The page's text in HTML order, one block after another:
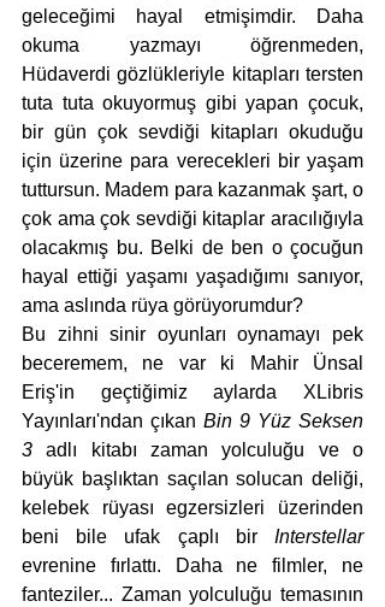
geleceğimi hayal etmişimdir. Daha
okuma yazmayı öğrenmeden,
Hüdaverdi gözlükleriyle kitapları tersten
tuta tuta okuyormuş gibi yapan çocuk,
bir gün çok sevdiği kitapları okuduğu
için üzerine para verecekleri bir yaşam
tuttursun. Madem para kazanmak şart, o
çok ama çok sevdiği kitaplar aracılığıyla
olacakmış bu. Belki de ben o çocuğun
hayal ettiği yaşamı yaşadığımı sanıyor,
ama aslında rüya görüyorumdur?
Bu zihni sinir oyunları oynamayı pek
beceremem, ne var ki Mahir Ünsal
Eriş'in geçtiğimiz aylarda XLibris
Yayınları'ndan çıkan Bin 9 Yüz Seksen
3 adlı kitabı zaman yolculuğu ve o
büyük başlıktan saçılan solucan deliği,
kelebek rüyası egzersizleri üzerinden
beni bile ufak çaplı bir
Interstellar
evrenine fırlattı. Daha ne filmler, ne
fanteziler... Zaman yolculuğu temasının